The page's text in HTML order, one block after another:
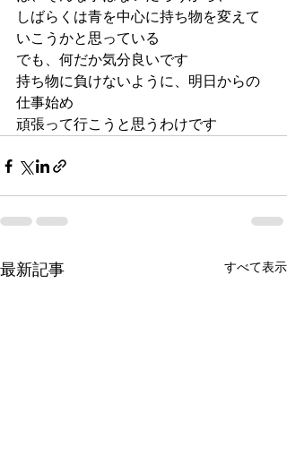
しばらくは青を中心に持ち物を変えて
いこうかと思っている
でも、何だか気分良いです
持ち物に負けないように、明日からの
仕事始め
頑張って行こうと思うわけです
最新記事 すべて表示